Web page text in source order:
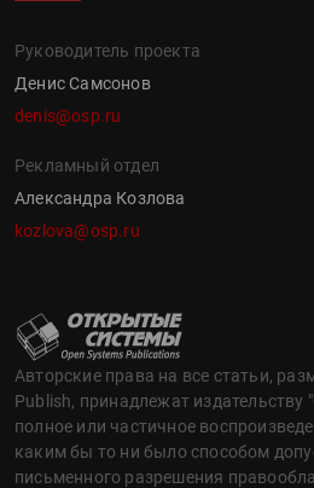
Руководитель проекта
Денис Самсонов
denis@osp.ru
Рекламный отдел
Александра Козлова
kozlova@osp.ru
Авторские права на все статьи,
Publish, принадлежат
полное или частичное
каким бы то ни было способом
письменного разрешения